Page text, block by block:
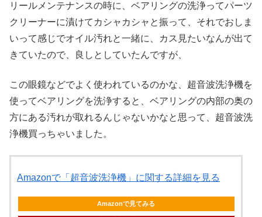
リールメンテナンスの時に、ベアリングの洗浄ってパーツ
クリーナーに漬けてカシャカシャと振って、それでおしま
いって感じでオイル汚れと一緒に、カス見たいなんが出て
きていたので、良しとしていたんですが、
この眼鏡などでよく使われているのかな、超音波洗浄機を
使ってベアリングを洗浄すると、ベアリングの内部の奥の
方にある汚れが取れるんじゃないかなと思って、超音波洗
浄機買っちゃいました。
Amazonで「超音波洗浄機」に関する詳細を見る
Amazonで見てみる